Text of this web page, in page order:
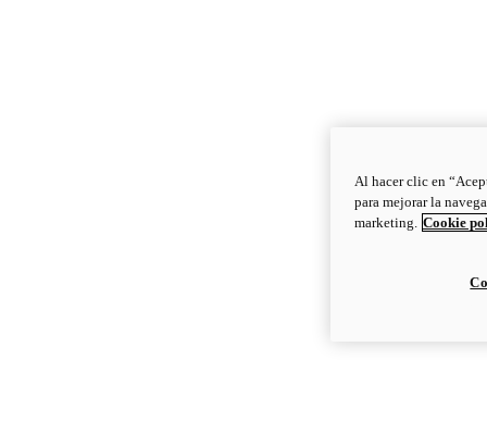
Al hacer clic en
para mejorar la
marketing. Cookie